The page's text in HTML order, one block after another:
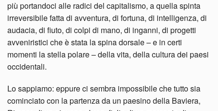
più portandoci alle radici del capitalismo, a quella spinta
irreversibile fatta di avventura, di fortuna, di intelligenza, di
audacia, di fiuto, di colpi di mano, di inganni, di progetti
avveniristici che è stata la spina dorsale – e in certi
momenti la stella polare – della vita, della cultura dei paesi
occidentali.
Lo sappiamo: eppure ci sembra impossibile che tutto sia
cominciato con la partenza da un paesino della Baviera,